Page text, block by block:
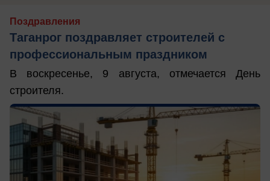
Поздравления
Таганрог поздравляет строителей с
профессиональным праздником
В воскресенье, 9 августа, отмечается День
строителя.